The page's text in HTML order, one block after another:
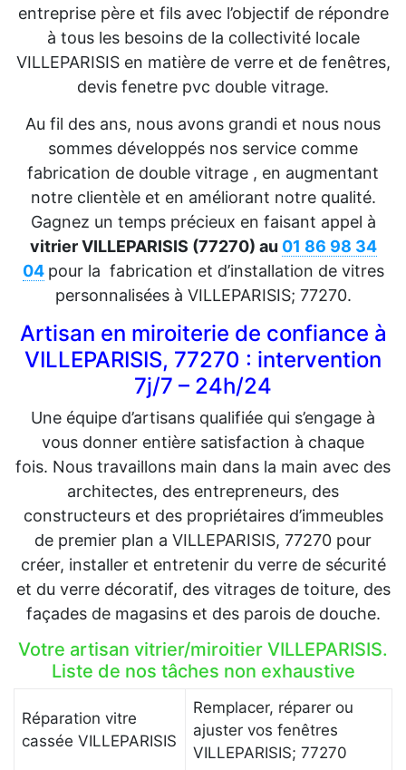
entreprise père et fils avec l’objectif de répondre
à tous les besoins de la collectivité locale
VILLEPARISIS en matière de verre et de fenêtres,
devis fenetre pvc double vitrage.
Au fil des ans, nous avons grandi et nous nous
sommes développés nos service comme
fabrication de double vitrage , en augmentant
notre clientèle et en améliorant notre qualité.
Gagnez un temps précieux en faisant appel à
vitrier VILLEPARISIS (77270) au 01 86 98 34
04 pour la fabrication et d’installation de vitres
personnalisées à VILLEPARISIS; 77270.
Artisan en miroiterie de confiance à
VILLEPARISIS, 77270 : intervention
7j/7 – 24h/24
Une équipe d’artisans qualifiée qui s’engage à
vous donner entière satisfaction à chaque
fois. Nous travaillons main dans la main avec des
architectes, des entrepreneurs, des
constructeurs et des propriétaires d’immeubles
de premier plan a VILLEPARISIS, 77270 pour
créer, installer et entretenir du verre de sécurité
et du verre décoratif, des vitrages de toiture, des
façades de magasins et des parois de douche.
Votre artisan vitrier/miroitier VILLEPARISIS.
Liste de nos tâches non exhaustive
Réparation vitre
cassée VILLEPARISIS
Remplacer, réparer ou
ajuster vos fenêtres
VILLEPARISIS; 77270